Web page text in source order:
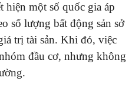
một số quốc gia áp
số lượng bất động sản sở
trị tài sản. Khi đó, việc
đầu cơ, nhưng không